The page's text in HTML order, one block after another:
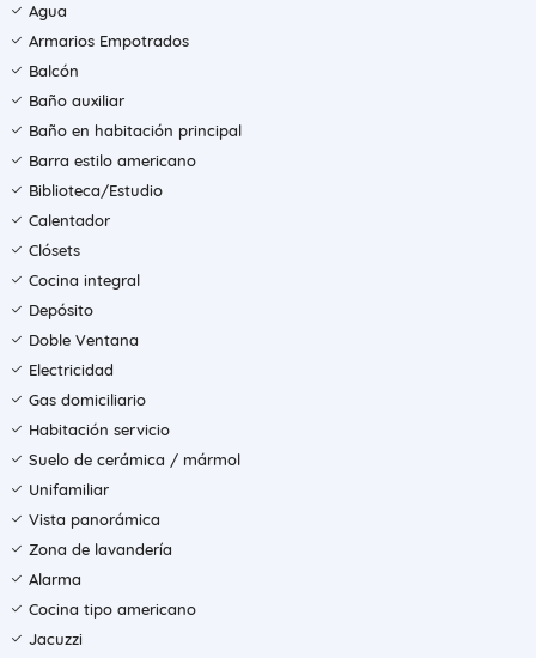
Agua
Armarios Empotrados
Balcón
Baño auxiliar
Baño en habitación principal
Barra estilo americano
Biblioteca/Estudio
Calentador
Clósets
Cocina integral
Depósito
Doble Ventana
Electricidad
Gas domiciliario
Habitación servicio
Suelo de cerámica / mármol
Unifamiliar
Vista panorámica
Zona de lavandería
Alarma
Cocina tipo americano
Jacuzzi